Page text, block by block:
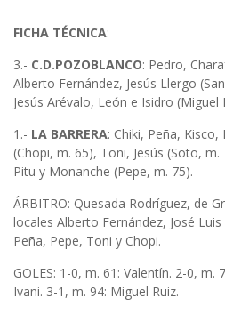
FICHA TÉCNICA:
3.- C.D.POZOBLANCO: Pedro,
Alberto Fernández, Jesús Llergo
Jesús Arévalo, León e Isidro (Miguel
1.- LA BARRERA: Chiki, Peña, Kisco,
(Chopi, m. 65), Toni, Jesús (Soto,
Pitu y Monanche (Pepe, m. 75).
ÁRBITRO: Quesada Rodríguez, de
locales Alberto Fernández, José
Peña, Pepe, Toni y Chopi.
GOLES: 1-0, m. 61: Valentín. 2-0, m.
Ivani. 3-1, m. 94: Miguel Ruiz.